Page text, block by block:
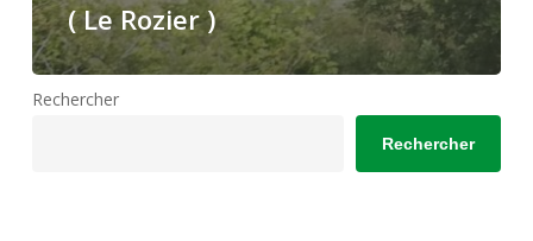
( Le Rozier )
Rechercher
Rechercher